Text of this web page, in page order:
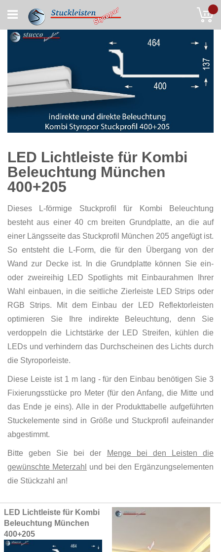
to
Content
LED Lichtleiste für Kombi
Beleuchtung München
400+205
Dieses L-förmige Stuckprofil für Kombi Beleuchtung
besteht aus einer 40 cm breiten Grundplatte, an die auf
einer Längsseite das Stuckprofil München 205 angefügt ist.
So entsteht die L-Form, die für den Übergang von der
Wand zur Decke ist. In die Grundplatte können Sie ein-
oder zweireihig LED Spotlights mit Einbaurahmen Ihrer
Wahl einbauen, in die seitliche Zierleiste LED Strips oder
RGB Strips. Mit dem Einbau der LED Reflektorleisten
optimieren Sie Ihre indirekte Beleuchtung, denn Sie
verdoppeln die Lichtstärke der LED Streifen, kühlen die
LEDs und verhindern das Durchscheinen des Lichts durch
die Styroporleiste.
Diese Leiste ist 1 m lang - für den Einbau benötigen Sie 3
Fixierungsstücke pro Meter (für den Anfang, die Mitte und
das Ende je eins). Alle in der Produkttabelle aufgeführten
Stuckelemente sind in Größe und Stuckprofil aufeinander
abgestimmt.
Bitte geben Sie bei der
Menge bei den Leisten die
gewünschte Meterzahl
und bei den Ergänzungselementen
die Stückzahl an!
Grouped
product
items
LED Lichtleiste für Kombi
Beleuchtung München
400+205